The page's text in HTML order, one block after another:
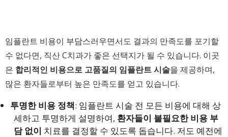
임플란트 비용이 부담스러우면서도 결과의 만족도를 포기할
수 없다면, 직산 C치과가 좋은 선택지가 될 수 있습니다. 이곳
은 합리적인 비용으로 고품질의 임플란트 시술을 제공하며,
많은 환자들로부터 높은 만족도를 얻고 있습니다.
투명한 비용 정책: 임플란트 시술 전 모든 비용에 대해 상
세하고 투명하게 설명하여, 환자들이 불필요한 비용 부
담 없이 치료를 결정할 수 있도록 돕습니다. 저도 예전에